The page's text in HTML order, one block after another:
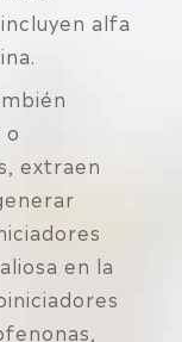
alfa
extraen
en la